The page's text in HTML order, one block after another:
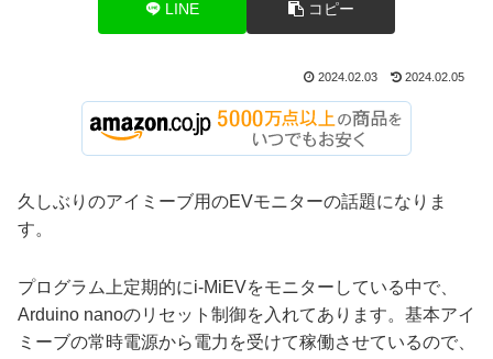
LINE コピー
2024.02.03 2024.02.05
久しぶりのアイミーブ用のEVモニターの話題になりま
す。
プログラム上定期的にi-MiEVをモニターしている中で、
Arduino nanoのリセット制御を入れてあります。基本アイ
ミーブの常時電源から電力を受けて稼働させているので、